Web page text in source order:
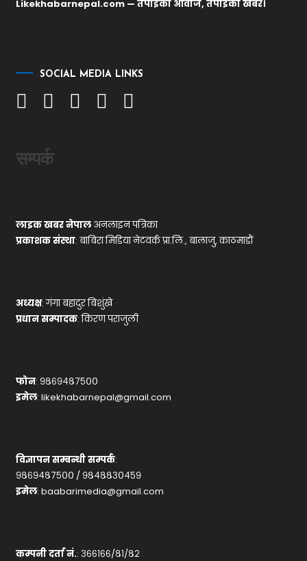
Likekhabarnepal.com — तपाईंको आवाज, तपाईंको खबर।
SOCIAL MEDIA LINKS
सम्पर्क
लाइक खबर नेपाल अनलाइन पत्रिका
प्रकाशक संस्था: बाबिरा मिडिया नेटवर्क प्रा.लि., बालाजु, काठमाडौं
अध्यक्ष: गंगा बहादुर बिशुंखे
प्रधान सम्पादक: किरण पराजुली
फोन: ९८६९४८७५००
इमेल:likekhabarnepal@gmail.com
विज्ञापन सम्बन्धी सम्पर्क:
९८६९४८७५०० / ९८४८८३०४५९
इमेल:baabarimedia@gmail.com
कम्पनी दर्ता नं.: ३६६१६६/८१/८२